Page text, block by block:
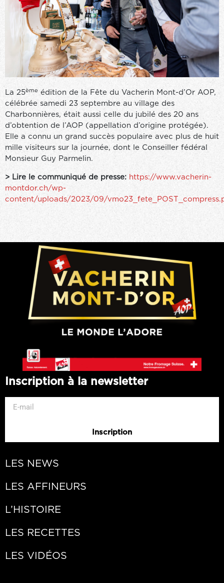
La 25ème édition de la Fête du Vacherin Mont-d’Or AOP,
célébrée samedi 23 septembre au village des
Charbonnières, était aussi celle du jubilé des 20 ans
d’obtention de l’AOP (appellation d’origine protégée).
Elle a connu un grand succès populaire avec plus de huit
mille visiteurs sur la journée, dont le Conseiller fédéral
Monsieur Guy Parmelin.
> Lire le communiqué de presse: https://www.vacherin-
montdor.ch/wp-
content/uploads/2023/09/
Inscription à la newsletter
Inscription
LES NEWS
LES AFFINEURS
L’HISTOIRE
LES RECETTES
LES VIDÉOS